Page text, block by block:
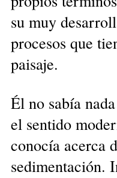
su muy
procesos que
paisaje.
Él no sabía
el sentido
conocía acerca
sedimentación.